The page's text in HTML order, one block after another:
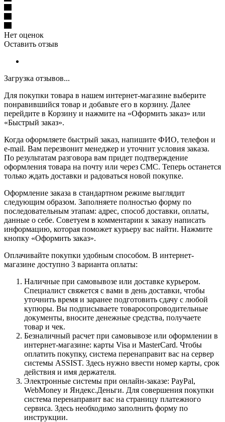
Нет оценок
Оставить отзыв
Загрузка отзывов...
Для покупки товара в нашем интернет-магазине выберите
понравившийся товар и добавьте его в корзину. Далее
перейдите в Корзину и нажмите на «Оформить заказ» или
«Быстрый заказ».
Когда оформляете быстрый заказ, напишите ФИО, телефон и
e-mail. Вам перезвонит менеджер и уточнит условия заказа.
По результатам разговора вам придет подтверждение
оформления товара на почту или через СМС. Теперь останется
только ждать доставки и радоваться новой покупке.
Оформление заказа в стандартном режиме выглядит
следующим образом. Заполняете полностью форму по
последовательным этапам: адрес, способ доставки, оплаты,
данные о себе. Советуем в комментарии к заказу написать
информацию, которая поможет курьеру вас найти. Нажмите
кнопку «Оформить заказ».
Оплачивайте покупки удобным способом. В интернет-
магазине доступно 3 варианта оплаты:
Наличные при самовывозе или доставке курьером.
Специалист свяжется с вами в день доставки, чтобы
уточнить время и заранее подготовить сдачу с любой
купюры. Вы подписываете товаросопроводительные
документы, вносите денежные средства, получаете
товар и чек.
Безналичный расчет при самовывозе или оформлении в
интернет-магазине: карты Visa и MasterCard. Чтобы
оплатить покупку, система перенаправит вас на сервер
системы ASSIST. Здесь нужно ввести номер карты, срок
действия и имя держателя.
Электронные системы при онлайн-заказе: PayPal,
WebMoney и Яндекс.Деньги. Для совершения покупки
система перенаправит вас на страницу платежного
сервиса. Здесь необходимо заполнить форму по
инструкции.